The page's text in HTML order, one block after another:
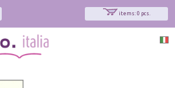
items: 0 pcs.